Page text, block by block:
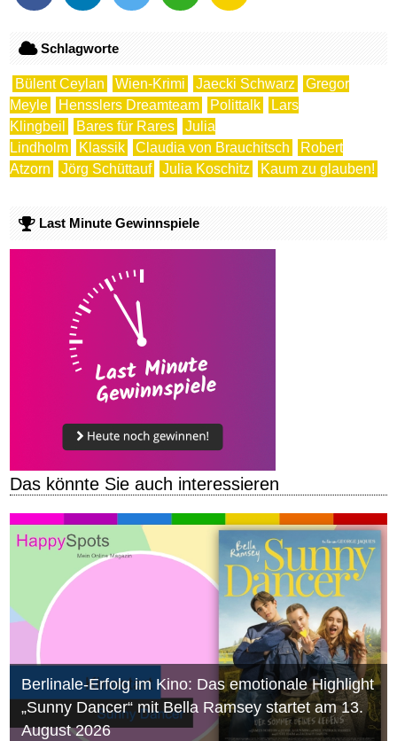
Schlagworte
Bülent Ceylan Wien-Krimi Jaecki Schwarz
Gregor
Meyle
Hensslers Dreamteam Polittalk
Lars
Klingbeil
Bares für Rares
Julia
Lindholm
Klassik Claudia von Brauchitsch
Robert
Atzorn
Jörg Schüttauf Julia Koschitz Kaum zu glauben!
Last Minute Gewinnspiele
Das könnte Sie auch interessieren
Berlinale-Erfolg im Kino: Das emotionale Highlight
„Sunny Dancer“ mit Bella Ramsey startet am 13.
August 2026